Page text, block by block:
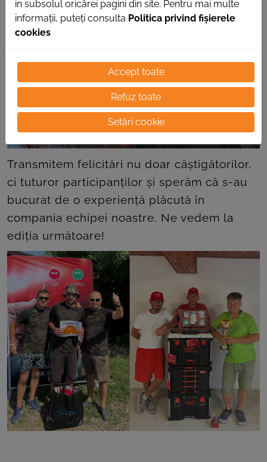
Transmitem felicitări nu doar câștigătorilor,
ci tuturor participanților și sperăm că s-au
bucurat de o experiență plăcută în
compania echipei noastre. Ne vedem la
ediția următoare!
in subsolul oricărei pagini din site. Pentru mai multe
informații, puteți consulta Politica privind fișierele
cookies
Accept toate
Refuz toate
Setări cookie